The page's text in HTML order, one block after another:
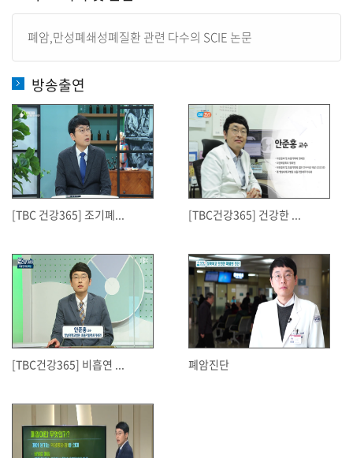
폐암,만성폐쇄성폐질환 관련 다수의 SCIE 논문
방송출연
[TBC 건강365] 조기폐... [TBC건강365] 건강한 ...
[TBC건강365] 비흡연 ... 폐암진단